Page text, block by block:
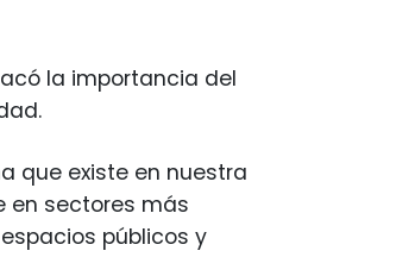
la importancia del
que existe en nuestra
en sectores más
públicos y